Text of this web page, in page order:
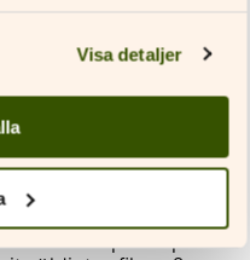
Visa detaljer
Orden är bara den
är ett slags
hålla på med lyrik
där jag får vara
makaronipaket på